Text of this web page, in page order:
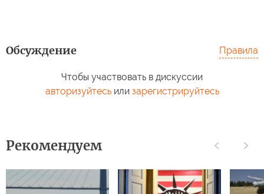
Обсуждение Правила
Чтобы участвовать в дискуссии
авторизуйтесьили зарегистрируйтесь
Рекомендуем